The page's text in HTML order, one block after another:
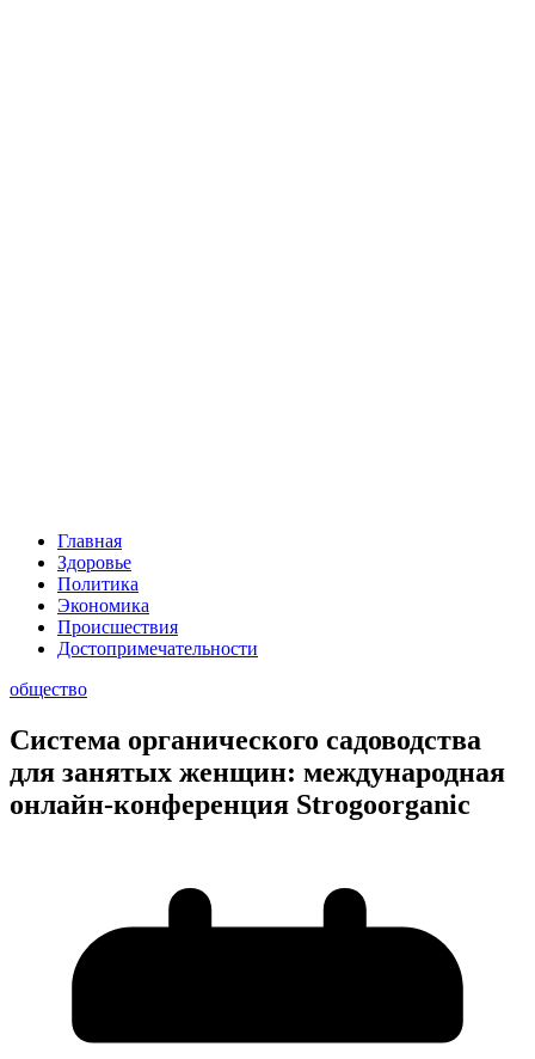
Главная
Здоровье
Политика
Экономика
Происшествия
Достопримечательности
общество
Система органического садоводства
для занятых женщин: международная
онлайн-конференция Strogoorganic